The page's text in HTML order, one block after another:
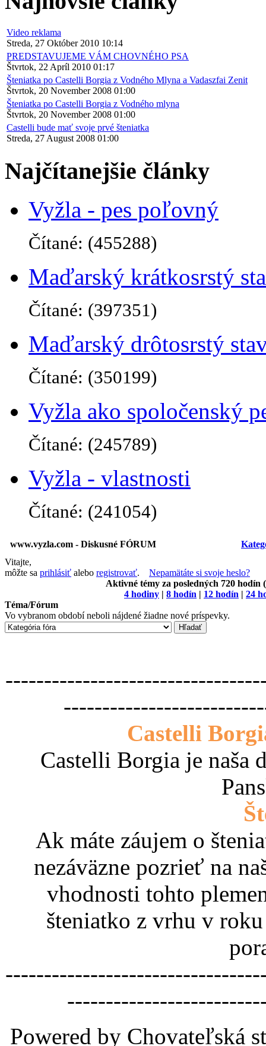
Video reklama
Streda, 27 Október 2010 10:14
PREDSTAVUJEME VÁM CHOVNÉHO PSA
Štvrtok, 22 Apríl 2010 01:17
Šteniatka po Castelli Borgia z Vodného Mlyna a Vadaszfai Zenit
Štvrtok, 20 November 2008 01:00
Šteniatka po Castelli Borgia z Vodného mlyna
Štvrtok, 20 November 2008 01:00
Castelli bude mať svoje prvé šteniatka
Streda, 27 August 2008 01:00
Najčítanejšie články
Vyžla - pes poľovný
Čítané: (455288)
Maďarský krátkosrstý
Čítané: (397351)
Maďarský drôtosrstý
Čítané: (350199)
Vyžla ako spoločenský
Čítané: (245789)
Vyžla - vlastnosti
Čítané: (241054)
www.vyzla.com - Diskusné FÓRUM
Vitajte,
môžte sa prihlásiť alebo registrovať. Nepamätáte si svoje heslo?
Aktivné témy za posledných 720 hodín
4 hodiny | 8 hodín | 12 hodín | 24
Téma/Fórum
Vo vybranom období neboli nájdené žiadne nové príspevky.
Castelli
Castelli Borgia je naša
Ak máte záujem o
nezáväzne pozrieť na
vhodnosti tohto
šteniatko z vrhu v
Powered by Chovateľská